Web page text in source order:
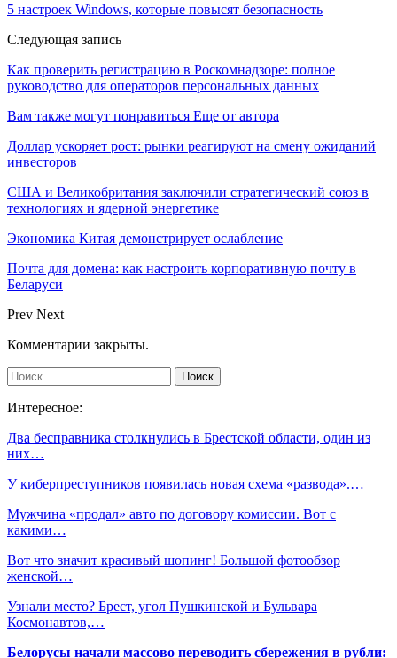
5 настроек Windows, которые повысят безопасность
Следующая запись
Как проверить регистрацию в Роскомнадзоре: полное
руководство для операторов персональных данных
Вам также могут понравиться Еще от автора
Доллар ускоряет рост: рынки реагируют на смену ожиданий
инвесторов
США и Великобритания заключили стратегический союз в
технологиях и ядерной энергетике
Экономика Китая демонстрирует ослабление
Почта для домена: как настроить корпоративную почту в
Беларуси
Prev Next
Комментарии закрыты.
Интересное:
Два бесправника столкнулись в Брестской области, один из
них…
У киберпреступников появилась новая схема «развода».…
Мужчина «продал» авто по договору комиссии. Вот с
какими…
Вот что значит красивый шопинг! Большой фотообзор
женской…
Узнали место? Брест, угол Пушкинской и Бульвара
Космонавтов,…
Белорусы начали массово переводить сбережения в рубли: